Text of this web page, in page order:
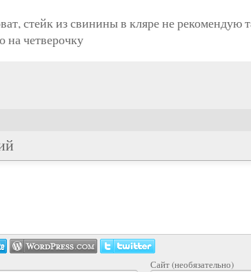
стейк из свинины в кляре не рекомендую
на четверочку
Сайт (необязательно)